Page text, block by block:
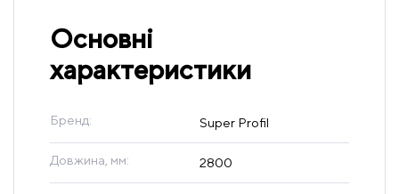
Основні
характеристики
Бренд: Super Profil
Довжина, мм: 2800